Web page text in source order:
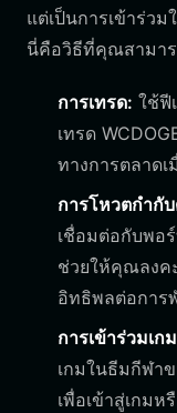
แต่เป็นการเข้าร่ว
นี่คือวิธีที่คุณสามา
การเทรด: ใช้ฟี
เทรด
ทางการตลาดเ
การโหวตกำกั
เชื่อมต่อกับพอ
ช่วยให้คุณลงค
อิทธิพลต่อการ
การเข้าร่วมเก
เกมในธีมกีฬา
เพื่อเข้าสู่เกมห